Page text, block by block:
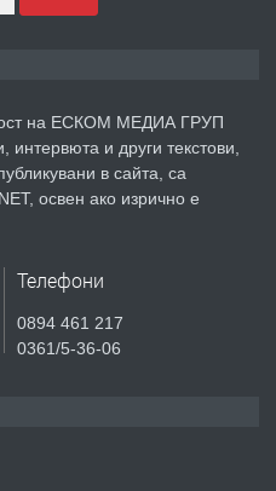
”Електромонтьор”
преди 1 година
на ЕСКОМ МЕДИА ГРУП
и други текстови,
в сайта, са
освен ако изрично е
Телефони
0894 461 217
0361/5-36-06